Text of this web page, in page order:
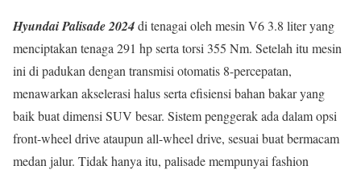
Hyundai Palisade 2024di tenagai oleh mesin V6 3.8 liter yang
menciptakan tenaga 291 hp serta torsi 355 Nm. Setelah itu mesin
ini di padukan dengan transmisi otomatis 8-percepatan,
menawarkan akselerasi halus serta efisiensi bahan bakar yang
baik buat dimensi SUV besar. Sistem penggerak ada dalam opsi
front-wheel drive ataupun all-wheel drive, sesuai buat bermacam
medan jalur. Tidak hanya itu, palisade mempunyai fashion